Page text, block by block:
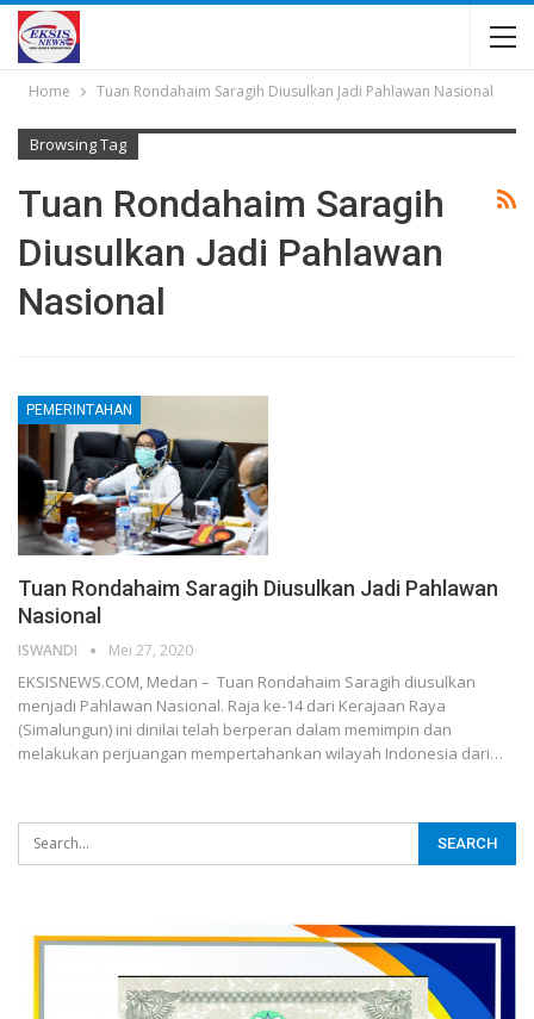
Home Tuan Rondahaim Saragih Diusulkan Jadi Pahlawan Nasional
Browsing Tag
Tuan Rondahaim Saragih
Diusulkan Jadi Pahlawan
Nasional
PEMERINTAHAN
Tuan Rondahaim Saragih Diusulkan Jadi Pahlawan
Nasional
ISWANDI Mei 27, 2020
EKSISNEWS.COM, Medan – Tuan Rondahaim Saragih diusulkan
menjadi Pahlawan Nasional. Raja ke-14 dari Kerajaan Raya
(Simalungun) ini dinilai telah berperan dalam memimpin dan
melakukan perjuangan mempertahankan wilayah Indonesia dari…